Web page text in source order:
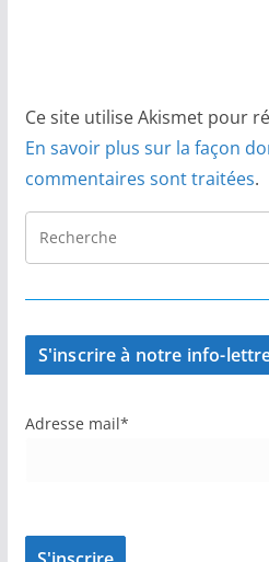
Ce site utilise Akismet pour
En savoir plus sur la façon
commentaires sont traitées.
S'inscrire à notre info-
Adresse mail*